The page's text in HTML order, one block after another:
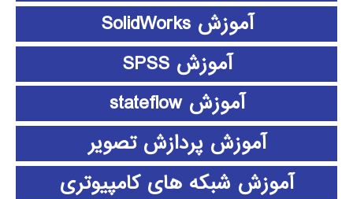
آموزش SolidWorks
آموزش SPSS
آموزش stateflow
آموزش پردازش تصویر
آموزش شبکه های کامپیوتری